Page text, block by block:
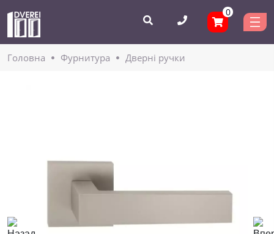
0
Головнa Фурнитура Дверні ручки